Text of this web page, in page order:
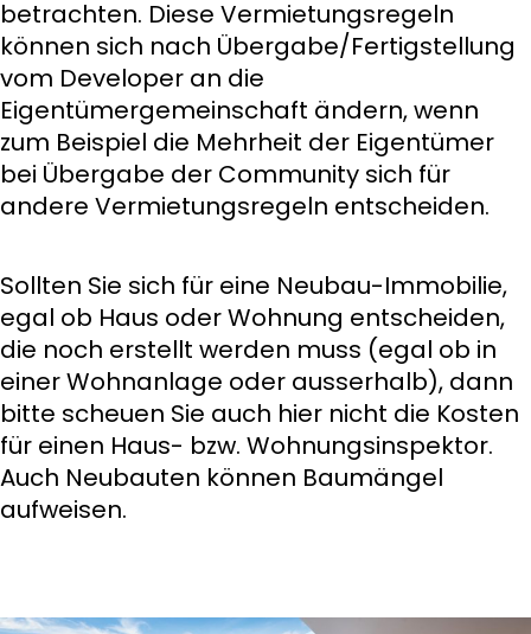
betrachten. Diese Vermietungsregeln
können sich nach Übergabe/Fertigstellung
vom Developer an die
Eigentümergemeinschaft ändern, wenn
zum Beispiel die Mehrheit der Eigentümer
bei Übergabe der Community sich für
andere Vermietungsregeln entscheiden.
Sollten Sie sich für eine Neubau-Immobilie,
egal ob Haus oder Wohnung entscheiden,
die noch erstellt werden muss (egal ob in
einer Wohnanlage oder ausserhalb), dann
bitte scheuen Sie auch hier nicht die Kosten
für einen Haus- bzw. Wohnungsinspektor.
Auch Neubauten können Baumängel
aufweisen.